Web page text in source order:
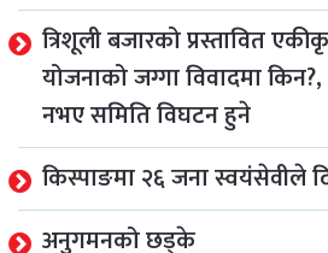
त्रिशूली बजारको प्रस्तावित
योजनाको जग्गा विवादमा किन?,
नभए समिति विघटन हुने
किस्पाङमा २६ जना स्वयंसेवीले
अनुगमनको छड्के